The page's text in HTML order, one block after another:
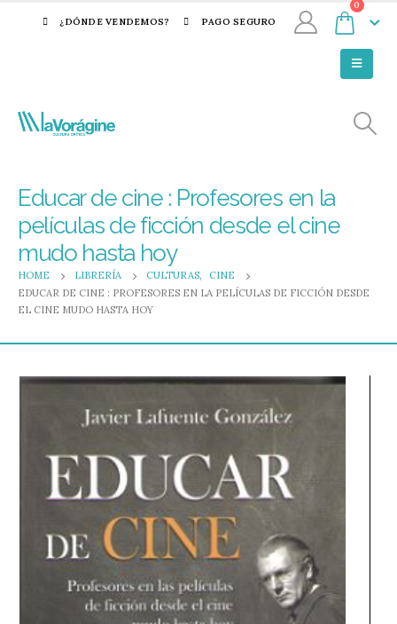
¿DÓNDE VENDEMOS? PAGO SEGURO
0
Educar de cine : Profesores en la
películas de ficción desde el cine
mudo hasta hoy
HOME LIBRERÍA CULTURAS,
CINE
EDUCAR DE CINE : PROFESORES EN LA PELÍCULAS DE FICCIÓN DESDE
EL CINE MUDO HASTA HOY